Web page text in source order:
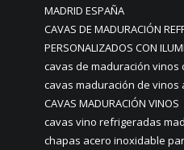
MADRID ESPAÑA
CAVAS DE MADURACIÓN
PERSONALIZADOS CON
cavas de maduración vinos
cavas maduración de vinos
CAVAS MADURACIÓN VINOS
cavas vino refrigeradas
chapas acero inoxidable